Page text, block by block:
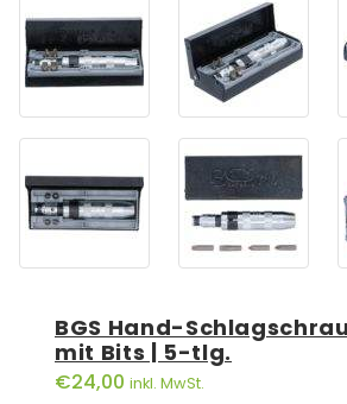
BGS Hand-
mit Bits | 5-tlg.
€24,00 inkl. MwSt.